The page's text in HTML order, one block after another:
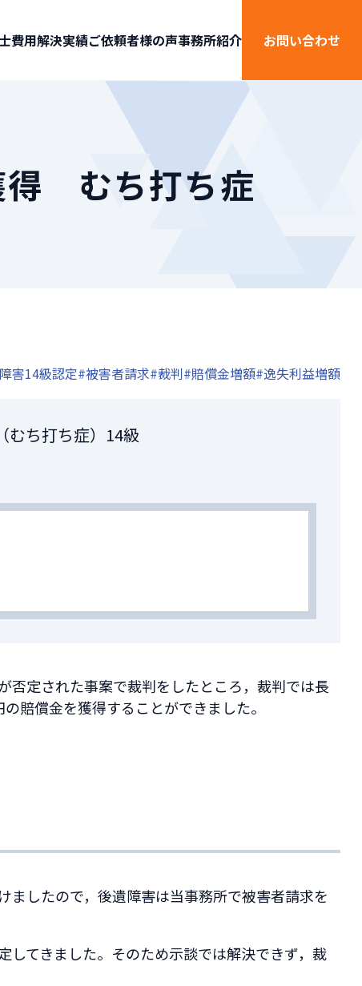
費用解決実績ご依頼者様の声事務所紹介 お問い合わせ
得 むち打ち症
害14級認定#被害者請求#裁判#賠償金増額#逸失利益増額
むち打ち症）14級
否定された事案で裁判をしたところ，裁判では長
賠償金を獲得することができました。
したので，後遺障害は当事務所で被害者請求を
してきました。そのため示談では解決できず，裁